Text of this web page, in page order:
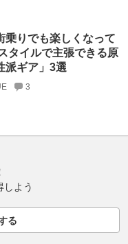
乗りでも楽しくなって
タイルで主張できる原
派ギア」3選
3
しよう
る